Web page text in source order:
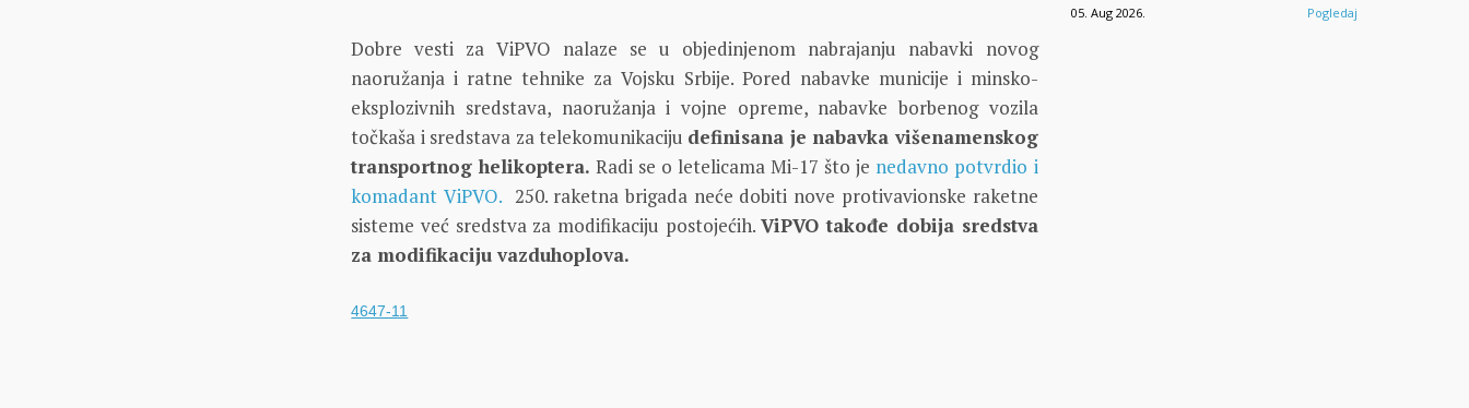
Dobre vesti za ViPVO nalaze se u objedinjenom nabrajanju nabavki novog
naoružanja i ratne tehnike za Vojsku Srbije. Pored nabavke municije i minsko-
eksplozivnih sredstava, naoružanja i vojne opreme, nabavke borbenog vozila
točkaša i sredstava za telekomunikaciju definisana je nabavka višenamenskog
transportnog helikoptera. Radi se o letelicama Mi-17 što je nedavno potvrdio i
komadant ViPVO. 250. raketna brigada neće dobiti nove protivavionske raketne
sisteme već sredstva za modifikaciju postojećih.ViPVO takođe dobija sredstva
za modifikaciju vazduhoplova.
4647-11
05. Aug 2026.
Pogledaj